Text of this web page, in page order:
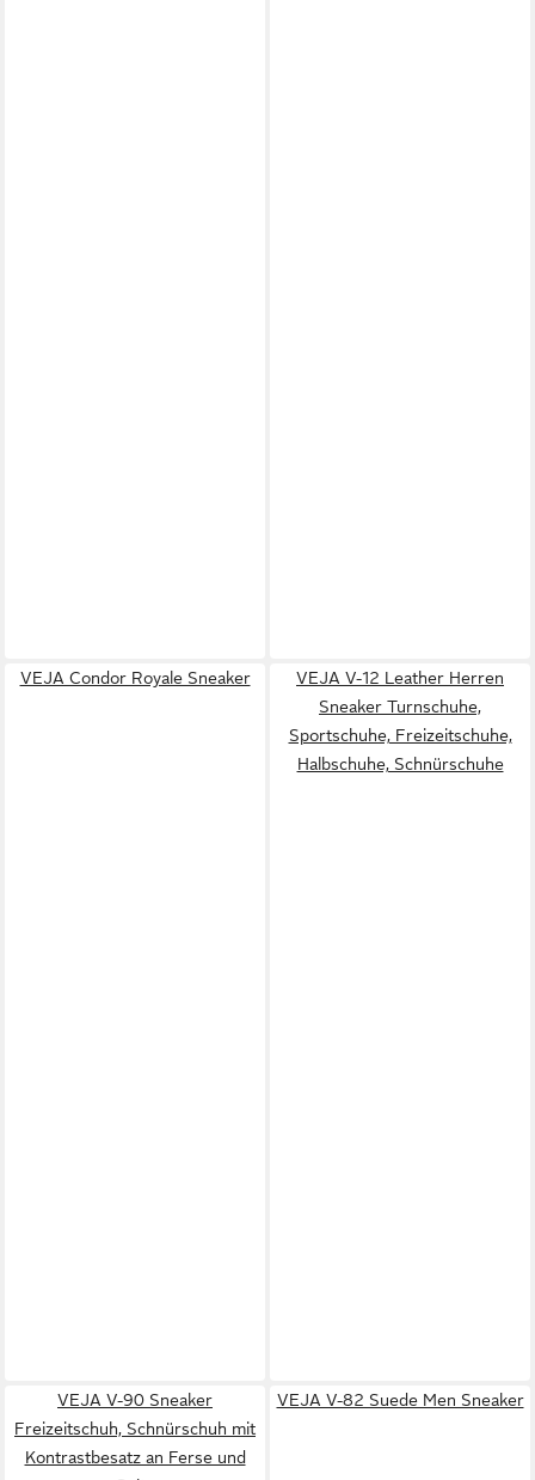
VEJA Condor Royale Sneaker
VEJA V-12 Leather Herren
Sneaker Turnschuhe,
Sportschuhe, Freizeitschuhe,
Halbschuhe, Schnürschuhe
VEJA V-90 Sneaker
Freizeitschuh, Schnürschuh mit
Kontrastbesatz an Ferse und
VEJA V-82 Suede Men Sneaker